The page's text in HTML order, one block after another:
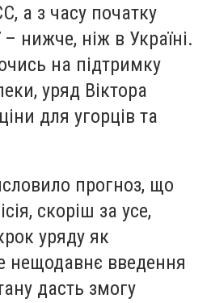
а з часу початку
– нижче, ніж в Україні.
на підтримку
уряд Віктора
для угорців та
прогноз, що
ісія, скоріш за усе,
уряду як
нещодавнє введення
дасть змогу